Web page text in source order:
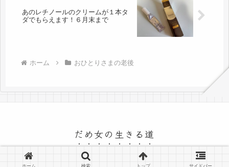
あのレチノールのクリームが１本タ
ダでもらえます！６月末まで
ホーム おひとりさまの老後
だめ女の生きる道
© 2015 だめ女の生きる道.
ホーム 検索 トップ サイドバー